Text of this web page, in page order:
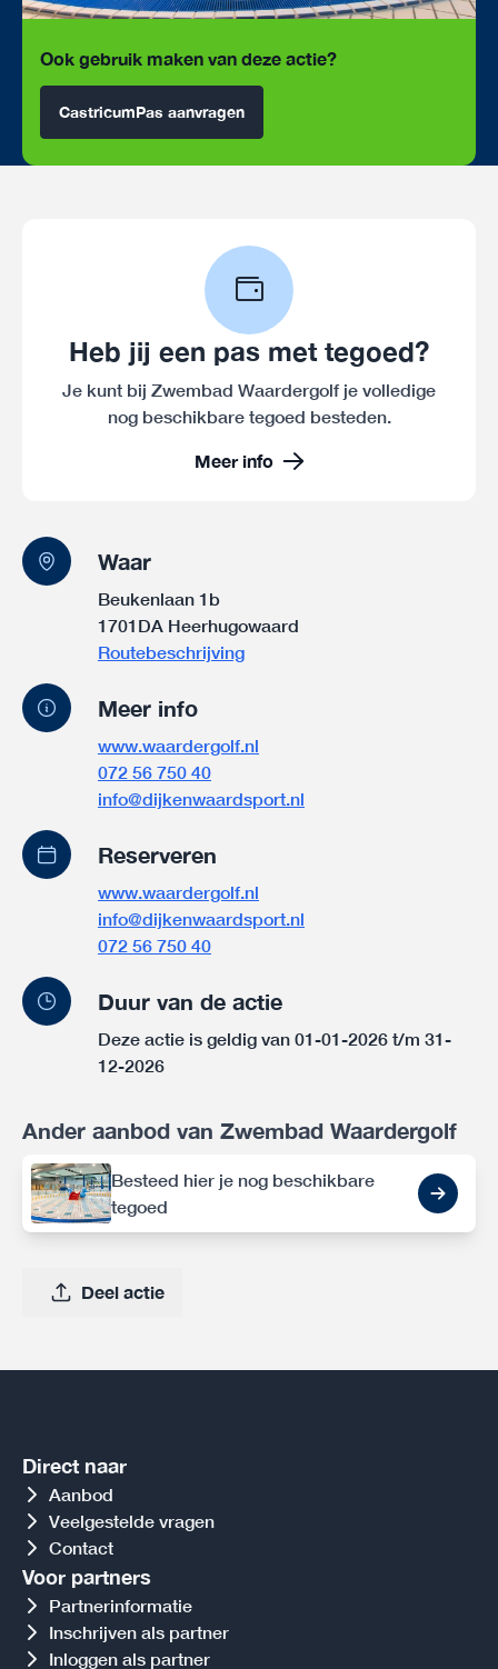
Ook gebruik maken van deze actie?
CastricumPas aanvragen
Heb jij een pas met tegoed?
Je kunt bij Zwembad Waardergolf je volledige
nog beschikbare tegoed besteden.
Meer info
Waar
Beukenlaan 1b
1701DA Heerhugowaard
Routebeschrijving
Meer info
www.waardergolf.nl
072 56 750 40
info@dijkenwaardsport.nl
Reserveren
www.waardergolf.nl
info@dijkenwaardsport.nl
072 56 750 40
Duur van de actie
Deze actie is geldig van 01-01-2026 t/m 31-
12-2026
Ander aanbod van Zwembad Waardergolf
Besteed hier je nog beschikbare
tegoed
Deel actie
Direct naar
Aanbod
Veelgestelde vragen
Contact
Voor partners
Partnerinformatie
Inschrijven als partner
Inloggen als partner